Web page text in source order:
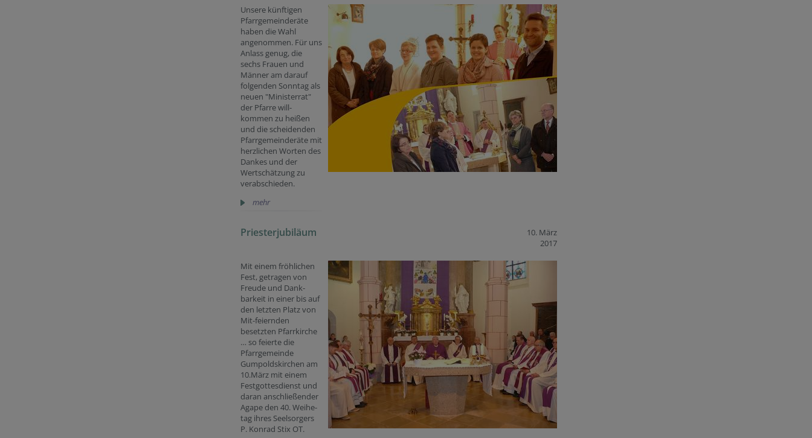
Unsere künftigen
Pfarrgemeinderäte
haben die Wahl
angenommen. Für uns
Anlass genug, die
sechs Frauen und
Männer am darauf
folgenden Sonntag als
neuen "Ministerrat"
der Pfarre will-
kommen zu heißen
und die scheidenden
Pfarrgemeinderäte mit
herzlichen Worten des
Dankes und der
Wertschätzung zu
verabschieden.
mehr
Priesterjubiläum
10. März
2017
Mit einem fröhlichen
Fest, getragen von
Freude und Dank-
barkeit in einer bis auf
den letzten Platz von
Mit-feiernden
besetzten Pfarrkirche
… so feierte die
Pfarrgemeinde
Gumpoldskirchen am
10.März mit einem
Festgottesdienst und
daran anschließender
Agape den 40. Weihe-
tag ihres Seelsorgers
P. Konrad Stix OT.